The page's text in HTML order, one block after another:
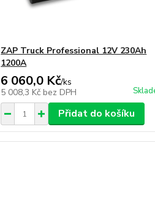
ZAP Truck Professional 12V 230Ah
1200A
6 060,0 Kč/ks
5 008,3 Kč bez DPH
Přidat do košíku